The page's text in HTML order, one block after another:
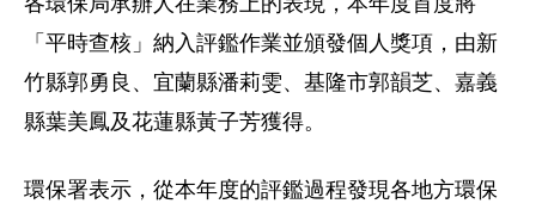
「平時查核」納入評鑑作業並頒發個人獎項，由新
竹縣郭勇良、宜蘭縣潘莉雯、基隆市郭韻芝、嘉義
縣葉美鳳及花蓮縣黃子芳獲得。
環保署表示，從本年度的評鑑過程發現各地方環保